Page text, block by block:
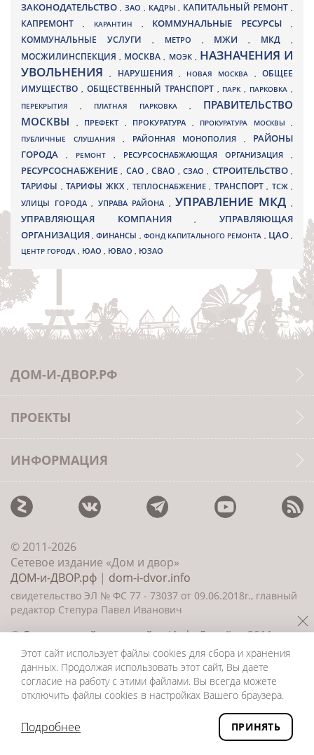
ЗАКОНОДАТЕЛЬСТВО , ЗАО , КАДРЫ, КАПИТАЛЬНЫЙ РЕМОНТ ,
КАПРЕМОНТ , КАРАНТИН , КОММУНАЛЬНЫЕ РЕСУРСЫ,
КОММУНАЛЬНЫЕ УСЛУГИ , МЕТРО , МЖИ, МКД ,
МОСЖИЛИНСПЕКЦИЯ, МОСКВА , МОЭК , НАЗНАЧЕНИЯ И
УВОЛЬНЕНИЯ, НАРУШЕНИЯ , НОВАЯ МОСКВА ,ОБЩЕЕ
ИМУЩЕСТВО , ОБЩЕСТВЕННЫЙ ТРАНСПОРТ , ПАРК, ПАРКОВКА ,
ПЕРЕКРЫТИЯ , ПЛАТНАЯ ПАРКОВКА , ПРАВИТЕЛЬСТВО
МОСКВЫ
, ПРЕФЕКТ , ПРОКУРАТУРА , ПРОКУРАТУРА МОСКВЫ ,
ПУБЛИЧНЫЕ СЛУШАНИЯ , РАЙОННАЯ МОНОПОЛИЯ , РАЙОНЫ
ГОРОДА
, РЕМОНТ , РЕСУРСОСНАБЖАЮЩАЯ ОРГАНИЗАЦИЯ ,
РЕСУРСОСНАБЖЕНИЕ, САО,СВАО ,СЗАО, СТРОИТЕЛЬСТВО,
ТАРИФЫ , ТАРИФЫ ЖКХ , ТЕПЛОСНАБЖЕНИЕ , ТРАНСПОРТ , ТСЖ ,
УЛИЦЫ ГОРОДА , УПРАВА РАЙОНА , УПРАВЛЕНИЕ МКД ,
УПРАВЛЯЮЩАЯ КОМПАНИЯ,УПРАВЛЯЮЩАЯ
ОРГАНИЗАЦИЯ,ФИНАНСЫ , ФОНД КАПИТАЛЬНОГО РЕМОНТА , ЦАО,
ЦЕНТР ГОРОДА , ЮАО , ЮВАО , ЮЗАО
ДОМ-И-ДВОР.РФ
ПРОЕКТЫ
ИНФОРМАЦИЯ
© 2011-2026
Сетевое издание «Дом и двор»
ДОМ-и-ДВОР.рф | dom-i-dvor.info
свидетельство ЭЛ № ФС 77 - 73037 от 09.06.2018г., главный
редактор Степура Павел Иванович
©Создание сайта и дизайн«ИнфоДизайн» 2011—
2026
Этот сайт использует файлы cookies для сбора и хранения
данных. Продолжая использовать этот сайт, Вы даете
согласие на работу с этими файлами. Вы всегда можете
отключить файлы cookies в настройках Вашего браузера.
Подробнее ПРИНЯТЬ